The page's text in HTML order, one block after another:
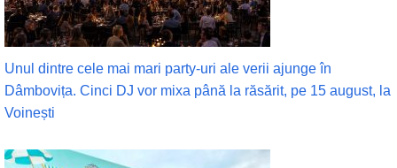
Unul dintre cele mai mari party-uri ale verii ajunge în
Dâmbovița. Cinci DJ vor mixa până la răsărit, pe 15 august, la
Voinești